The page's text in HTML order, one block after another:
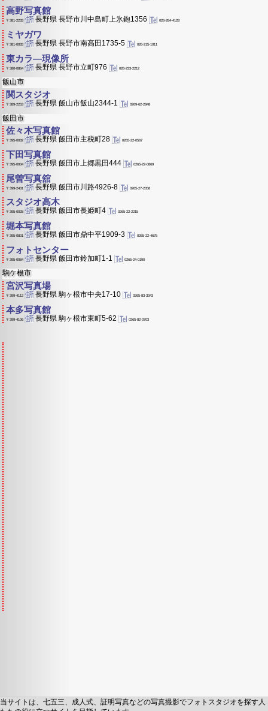
高野写真館
〒381-2233 長野県 長野市川中島町上氷鉋1356 026-284-4128
ミヤガワ
〒381-0033 長野県 長野市南高田1735-5 026-215-1011
東カラ―現像所
〒380-0864 長野県 長野市立町976 026-233-2212
飯山市
関スタジオ
〒389-2253 長野県 飯山市飯山2344-1 0269-62-2848
飯田市
佐々木写真館
〒395-0032 長野県 飯田市主税町28 0265-22-0567
下田写真館
〒395-0004 長野県 飯田市上郷黒田444 0265-22-0869
尾曽写真舘
〒399-2431 長野県 飯田市川路4926-8 0265-27-2058
スタジオ高木
〒395-0028 長野県 飯田市長姫町4 0265-22-2215
堀本写真館
〒395-0801 長野県 飯田市鼎中平1909-3 0265-22-4675
フォトセンター
〒395-0084 長野県 飯田市鈴加町1-1 0265-24-0190
駒ケ根市
宮沢写真場
〒399-4112 長野県 駒ヶ根市中央17-10 0265-83-3343
本多写真館
〒399-4106 長野県 駒ヶ根市東町5-62 0265-82-3703
当サイトは、七五三、成人式、証明写真などの写真撮影でフォトスタジオを探す人